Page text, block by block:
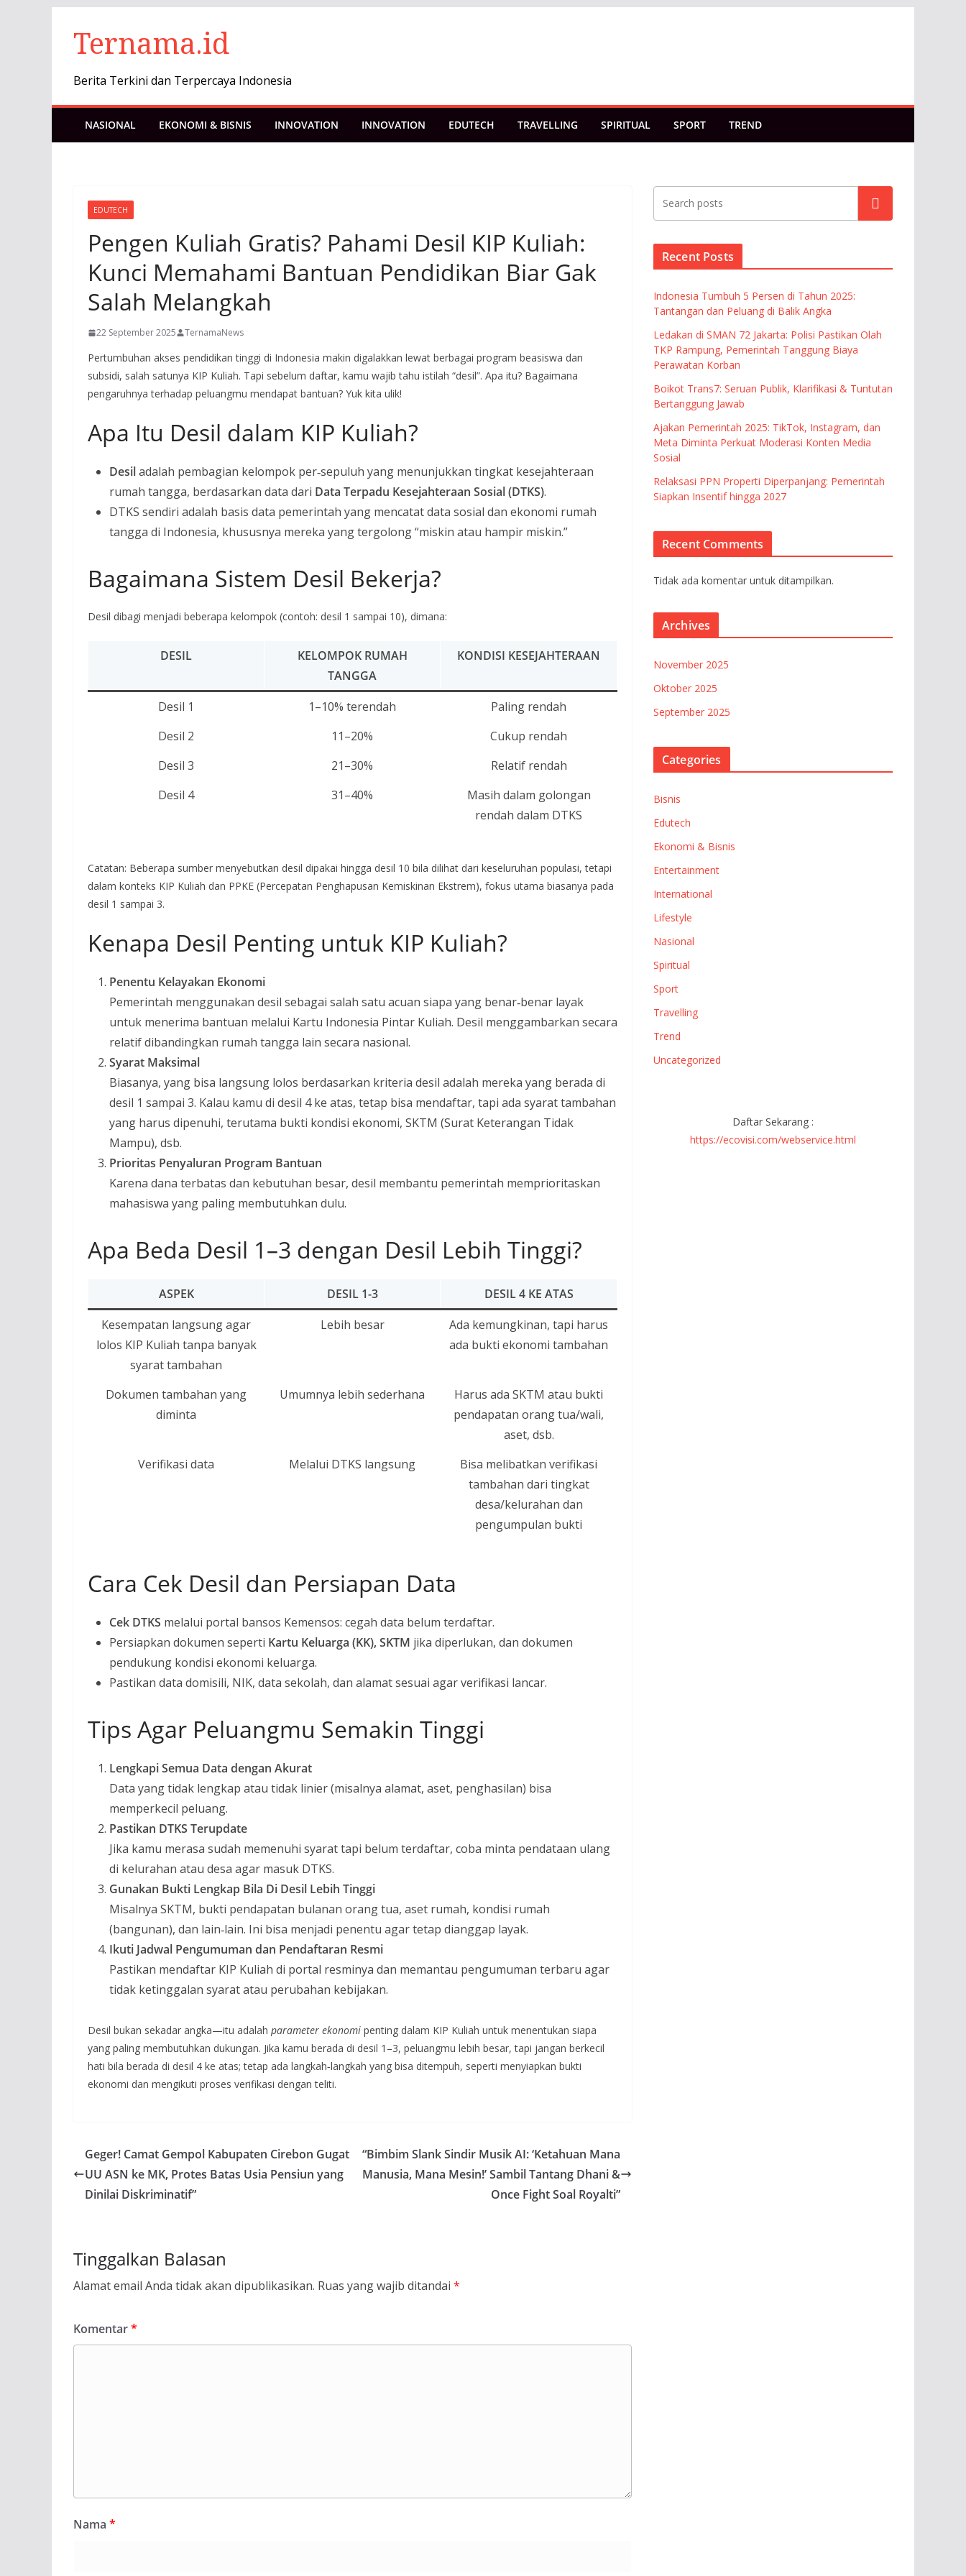
content
Ternama.id
Berita Terkini dan Terpercaya Indonesia
NASIONAL EKONOMI & BISNIS INNOVATION INNOVATION EDUTECH TRAVELLING SPIRITUAL SPORT TREND
EDUTECH
Pengen Kuliah Gratis? Pahami Desil KIP Kuliah:
Kunci Memahami Bantuan Pendidikan Biar Gak
Salah Melangkah
22 September 2025 TernamaNews
Pertumbuhan akses pendidikan tinggi di Indonesia makin digalakkan lewat berbagai program beasiswa dan
subsidi, salah satunya KIP Kuliah. Tapi sebelum daftar, kamu wajib tahu istilah “desil”. Apa itu? Bagaimana
pengaruhnya terhadap peluangmu mendapat bantuan? Yuk kita ulik!
Apa Itu Desil dalam KIP Kuliah?
Desiladalah pembagian kelompok per‐sepuluh yang menunjukkan tingkat kesejahteraan
rumah tangga, berdasarkan data dari Data Terpadu Kesejahteraan Sosial (DTKS).
DTKS sendiri adalah basis data pemerintah yang mencatat data sosial dan ekonomi rumah
tangga di Indonesia, khususnya mereka yang tergolong “miskin atau hampir miskin.”
Bagaimana Sistem Desil Bekerja?
Desil dibagi menjadi beberapa kelompok (contoh: desil 1 sampai 10), dimana:
DESIL
KELOMPOK RUMAH
TANGGA
KONDISI KESEJAHTERAAN
Desil 1 1–10% terendah
Paling rendah
Desil 2
11–20%
Cukup rendah
Desil 3
21–30%
Relatif rendah
Desil 4
31–40%
Masih dalam golongan
rendah dalam DTKS
Catatan: Beberapa sumber menyebutkan desil dipakai hingga desil 10 bila dilihat dari keseluruhan populasi, tetapi
dalam konteks KIP Kuliah dan PPKE (Percepatan Penghapusan Kemiskinan Ekstrem), fokus utama biasanya pada
desil 1 sampai 3.
Kenapa Desil Penting untuk KIP Kuliah?
Penentu Kelayakan Ekonomi
Pemerintah menggunakan desil sebagai salah satu acuan siapa yang benar‐benar layak
untuk menerima bantuan melalui Kartu Indonesia Pintar Kuliah. Desil menggambarkan secara
relatif dibandingkan rumah tangga lain secara nasional.
Syarat Maksimal
Biasanya, yang bisa langsung lolos berdasarkan kriteria desil adalah mereka yang berada di
desil 1 sampai 3. Kalau kamu di desil 4 ke atas, tetap bisa mendaftar, tapi ada syarat tambahan
yang harus dipenuhi, terutama bukti kondisi ekonomi, SKTM (Surat Keterangan Tidak
Mampu), dsb.
Prioritas Penyaluran Program Bantuan
Karena dana terbatas dan kebutuhan besar, desil membantu pemerintah memprioritaskan
mahasiswa yang paling membutuhkan dulu.
Apa Beda Desil 1–3 dengan Desil Lebih Tinggi?
ASPEK DESIL 1-3
DESIL 4 KE ATAS
Kesempatan langsung agar
lolos KIP Kuliah tanpa banyak
syarat tambahan
Lebih besar
Ada kemungkinan, tapi harus
ada bukti ekonomi tambahan
Dokumen tambahan yang
diminta
Umumnya lebih sederhana
Harus ada SKTM atau bukti
pendapatan orang tua/wali,
aset, dsb.
Verifikasi data
Melalui DTKS langsung
Bisa melibatkan verifikasi
tambahan dari tingkat
desa/kelurahan dan
pengumpulan bukti
Cara Cek Desil dan Persiapan Data
Cek DTKS melalui portal bansos Kemensos: cegah data belum terdaftar.
Persiapkan dokumen seperti Kartu Keluarga (KK), SKTM jika diperlukan, dan dokumen
pendukung kondisi ekonomi keluarga.
Pastikan data domisili, NIK, data sekolah, dan alamat sesuai agar verifikasi lancar.
Tips Agar Peluangmu Semakin Tinggi
Lengkapi Semua Data dengan Akurat
Data yang tidak lengkap atau tidak linier (misalnya alamat, aset, penghasilan) bisa
memperkecil peluang.
Pastikan DTKS Terupdate
Jika kamu merasa sudah memenuhi syarat tapi belum terdaftar, coba minta pendataan ulang
di kelurahan atau desa agar masuk DTKS.
Gunakan Bukti Lengkap Bila Di Desil Lebih Tinggi
Misalnya SKTM, bukti pendapatan bulanan orang tua, aset rumah, kondisi rumah
(bangunan), dan lain‐lain. Ini bisa menjadi penentu agar tetap dianggap layak.
Ikuti Jadwal Pengumuman dan Pendaftaran Resmi
Pastikan mendaftar KIP Kuliah di portal resminya dan memantau pengumuman terbaru agar
tidak ketinggalan syarat atau perubahan kebijakan.
Desil bukan sekadar angka—itu adalah parameter ekonomi penting dalam KIP Kuliah untuk menentukan siapa
yang paling membutuhkan dukungan. Jika kamu berada di desil 1–3, peluangmu lebih besar, tapi jangan berkecil
hati bila berada di desil 4 ke atas; tetap ada langkah‐langkah yang bisa ditempuh, seperti menyiapkan bukti
ekonomi dan mengikuti proses verifikasi dengan teliti.
Geger! Camat Gempol Kabupaten Cirebon Gugat
UU ASN ke MK, Protes Batas Usia Pensiun yang
Dinilai Diskriminatif”
“Bimbim Slank Sindir Musik AI: ‘Ketahuan Mana
Manusia, Mana Mesin!’ Sambil Tantang Dhani &
Once Fight Soal Royalti”
Tinggalkan Balasan
Alamat email Anda tidak akan dipublikasikan. Ruas yang wajib ditandai *
Komentar*
Nama *
Cari
Recent Posts
Indonesia Tumbuh 5 Persen di Tahun 2025:
Tantangan dan Peluang di Balik Angka
Ledakan di SMAN 72 Jakarta: Polisi Pastikan Olah
TKP Rampung, Pemerintah Tanggung Biaya
Perawatan Korban
Boikot Trans7: Seruan Publik, Klarifikasi & Tuntutan
Bertanggung Jawab
Ajakan Pemerintah 2025: TikTok, Instagram, dan
Meta Diminta Perkuat Moderasi Konten Media
Sosial
Relaksasi PPN Properti Diperpanjang: Pemerintah
Siapkan Insentif hingga 2027
Recent Comments
Tidak ada komentar untuk ditampilkan.
Archives
November 2025
Oktober 2025
September 2025
Categories
Bisnis
Edutech
Ekonomi & Bisnis
Entertainment
International
Lifestyle
Nasional
Spiritual
Sport
Travelling
Trend
Uncategorized
Daftar Sekarang :
https://ecovisi.com/webservice.html